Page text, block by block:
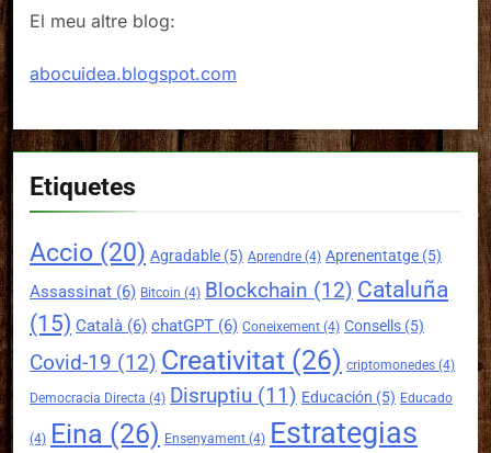
El meu altre blog:
abocuidea.blogspot.com
Etiquetes
Accio (20) Agradable (5) Aprendre (4) Aprenentatge (5)
Assassinat (6) Bitcoin (4) Blockchain (12) Cataluña
(15) Català (6) chatGPT (6) Coneixement (4) Consells (5)
Covid-19 (12) Creativitat (26) criptomonedes (4)
Democracia Directa (4) Disruptiu (11) Educación (5) Educado
(4) Eina (26) Ensenyament (4) Estrategias